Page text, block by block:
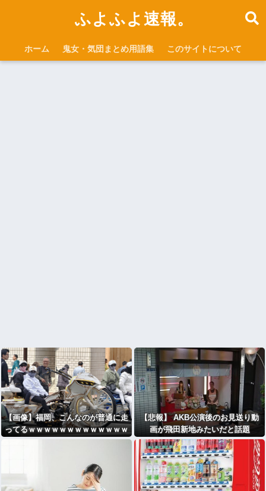
ふよふよ速報。
ホーム 鬼女・気団まとめ用語集 このサイトについて
【画像】福岡、こんなのが普通に走
ってるｗｗｗｗｗｗｗｗｗｗｗｗｗ
ｗｗｗｗｗｗｗｗｗｗｗｗｗｗｗｗ
【悲報】 AKB公演後のお見送り動
画が飛田新地みたいだと話題
に・・・